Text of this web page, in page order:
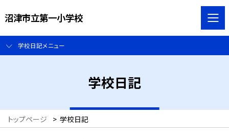
沼津市立第一小学校
学校日記メニュー
学校日記
トップページ > 学校日記